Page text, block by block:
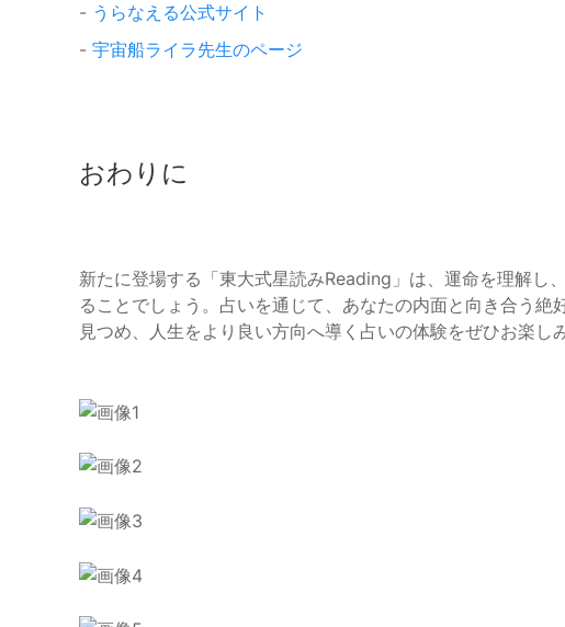
- うらなえる公式サイト
- 宇宙船ライラ先生のページ
おわりに
新たに登場する「東大式星読みReading」は、運命を理解し
ることでしょう。占いを通じて、あなたの内面と向き合う
見つめ、人生をより良い方向へ導く占いの体験をぜひお楽し